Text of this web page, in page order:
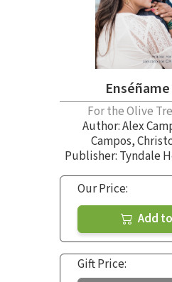
For the Olive
Author:Alex
Campos,
Publisher: Tyndale
Our Price:
Add
Gift Price: